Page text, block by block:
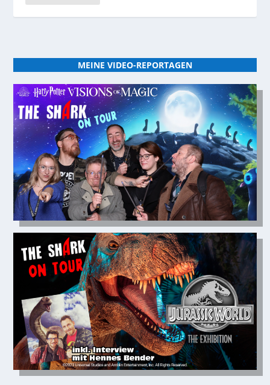
MEINE VIDEO-REPORTAGEN